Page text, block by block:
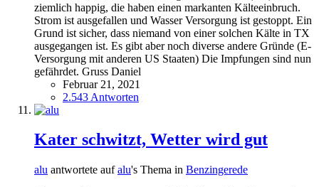
ziemlich happig, die haben einen markanten Kälteeinbruch.
Strom ist ausgefallen und Wasser Versorgung ist gestoppt. Ein
Grund ist sicher, dass niemand von einer solchen Kälte in TX
ausgegangen ist. Es gibt aber noch diverse andere Gründe (E-
Versorgung mit anderen US Staaten) Die Impfungen sind nun
gefährdet. Gruss Daniel
Februar 21, 2021
2.543 Antworten
Kater schwitzt, Wetter wird gut
alu antwortete aufalu's Thema in Benzingerede